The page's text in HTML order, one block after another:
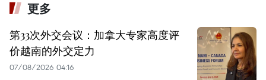
更多
第33次外交会议：加拿大专家高度评
价越南的外交定力
07/08/2026 04:16